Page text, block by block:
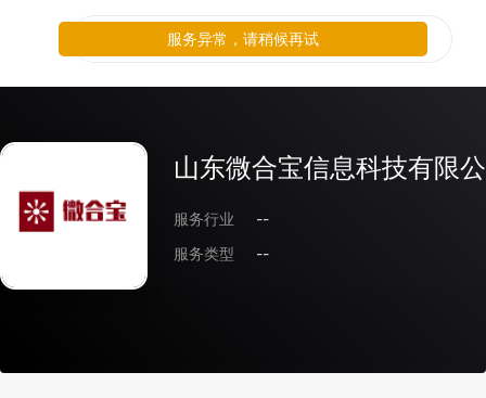
山东微合宝信息科技有限
服务行业
--
服务类型
--
服务异常，请稍候再试